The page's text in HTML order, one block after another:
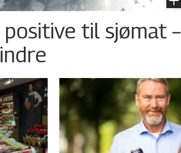
til sjømat –